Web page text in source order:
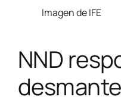
Imagen de IFE
NND